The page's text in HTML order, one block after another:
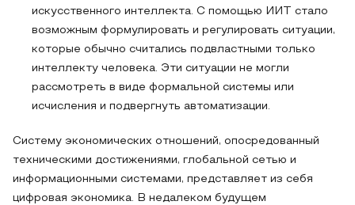
искусственного интеллекта. С помощью ИИТ стало
возможным формулировать и регулировать ситуации,
которые обычно считались подвластными только
интеллекту человека. Эти ситуации не могли
рассмотреть в виде формальной системы или
исчисления и подвергнуть автоматизации.
Систему экономических отношений, опосредованный
техническими достижениями, глобальной сетью и
информационными системами, представляет из себя
цифровая экономика. В недалеком будущем